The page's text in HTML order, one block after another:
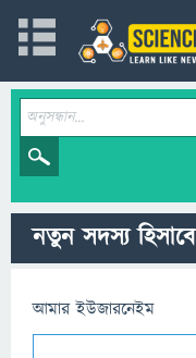
নতুন সদস্য
আমার ইউজারনেইম